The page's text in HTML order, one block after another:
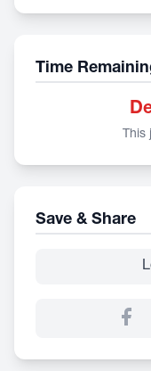
Time
This
Save & Share